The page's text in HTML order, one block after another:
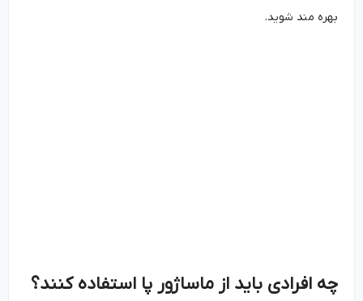
بهره ‌مند شوید.
چه افرادی باید از ماساژور پا استفاده کنند؟